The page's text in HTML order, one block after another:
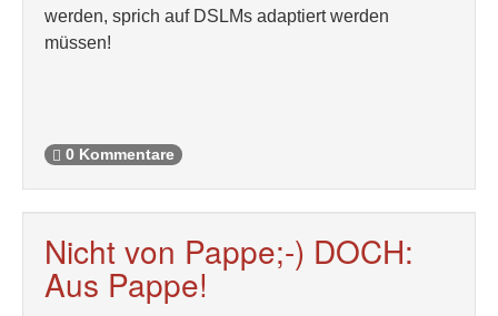
werden, sprich auf DSLMs adaptiert werden
müssen!
0 Kommentare
Nicht von Pappe;-) DOCH:
Aus Pappe!